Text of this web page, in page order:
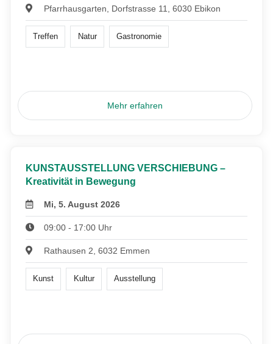
Pfarrhausgarten, Dorfstrasse 11, 6030 Ebikon
Treffen Natur Gastronomie
Mehr erfahren
KUNSTAUSSTELLUNG VERSCHIEBUNG –
Kreativität in Bewegung
Mi, 5. August 2026
09:00 - 17:00 Uhr
Rathausen 2, 6032 Emmen
Kunst Kultur Ausstellung